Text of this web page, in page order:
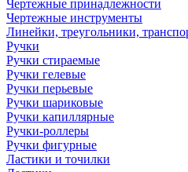
Чертежные принадлежности
Чертежные инструменты
Линейки, треугольники,
Ручки
Ручки стираемые
Ручки гелевые
Ручки перьевые
Ручки шариковые
Ручки капиллярные
Ручки-роллеры
Ручки фигурные
Ластики и точилки